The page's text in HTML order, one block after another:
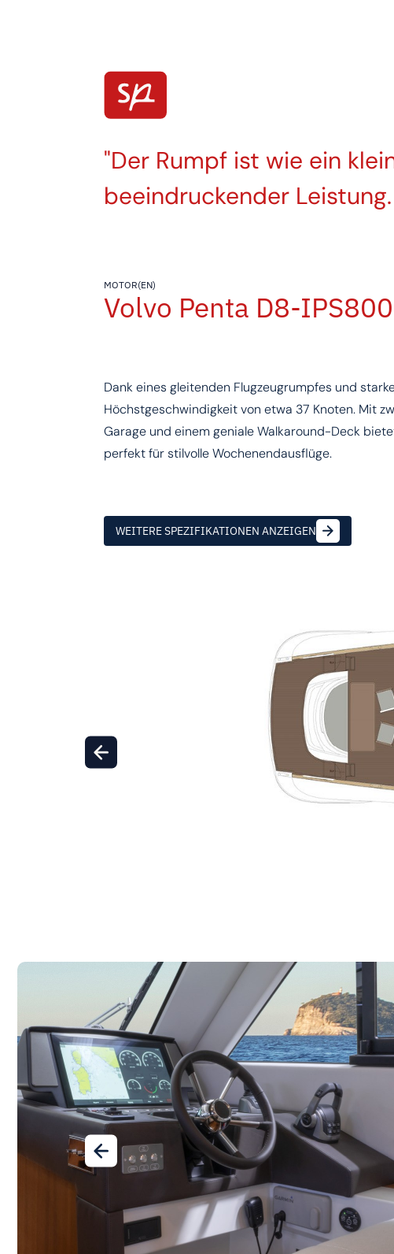
Der Rumpf ist wie ein
beeindruckender
MOTOR(EN)
Volvo Penta D8-IPS800
Dank eines gleitenden Flugzeugrumpfes und
Höchstgeschwindigkeit von etwa 37 Knoten. Mit
Garage und einem geniale Walkaround-Deck
perfekt für stilvolle Wochenendausflüge.
WEITERE SPEZIFIKATIONEN ANZEIGEN